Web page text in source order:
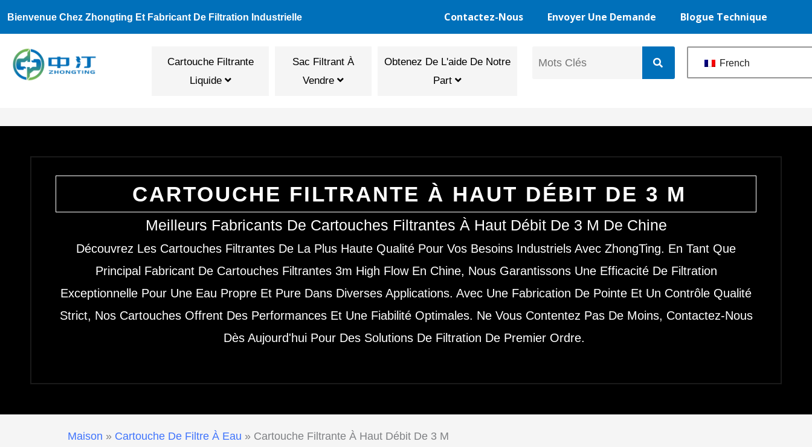
Contenu
Bienvenue Chez Zhongting Et Fabricant De Filtration Industrielle Contactez-Nous Envoyer Une Demande Blogue Technique
Cartouche Filtrante
Liquide
Sac Filtrant À
Vendre
Obtenez De L'aide De Notre
Part
French
CARTOUCHE FILTRANTE À HAUT DÉBIT DE 3 M
Meilleurs Fabricants De Cartouches Filtrantes À Haut Débit De 3 M De Chine
Découvrez Les Cartouches Filtrantes De La Plus Haute Qualité Pour Vos Besoins Industriels Avec ZhongTing. En Tant Que
Principal Fabricant De Cartouches Filtrantes 3m High Flow En Chine, Nous Garantissons Une Efficacité De Filtration
Exceptionnelle Pour Une Eau Propre Et Pure Dans Diverses Applications. Avec Une Fabrication De Pointe Et Un Contrôle Qualité
Strict, Nos Cartouches Offrent Des Performances Et Une Fiabilité Optimales. Ne Vous Contentez Pas De Moins, Contactez-Nous
Dès Aujourd'hui Pour Des Solutions De Filtration De Premier Ordre.
Maison » Cartouche De Filtre À Eau » Cartouche Filtrante À Haut Débit De 3 M